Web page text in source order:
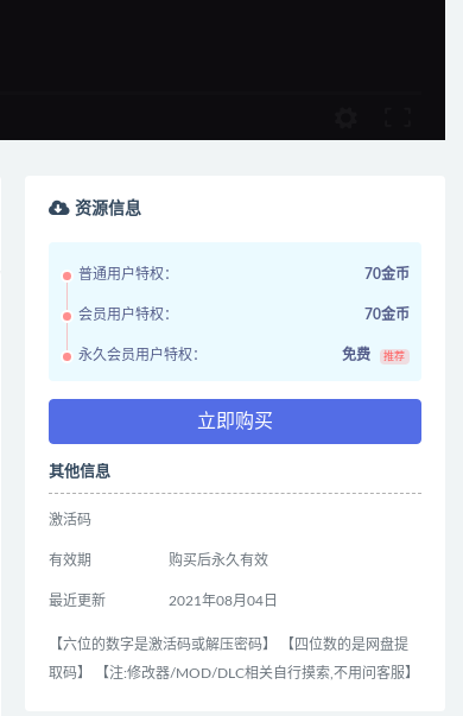
资源信息
普通用户特权： 70金币
会员用户特权： 70金币
永久会员用户特权： 免费 推荐
立即购买
其他信息
激活码
有效期 购买后永久有效
最近更新 2021年08月04日
【六位的数字是激活码或解压密码】 【四位数的是网盘提
取码】 【注:修改器/MOD/DLC相关自行摸索,不用问客服】